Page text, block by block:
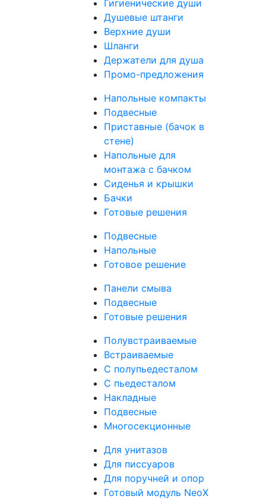
Гигиенические души
Душевые штанги
Верхние души
Шланги
Держатели для душа
Промо-предложения
Напольные компакты
Подвесные
Приставные (бачок в
стене)
Напольные для
монтажа с бачком
Сиденья и крышки
Бачки
Готовые решения
Подвесные
Напольные
Готовое решение
Панели смыва
Подвесные
Готовые решения
Полувстраиваемые
Встраиваемые
С полупьедесталом
С пьедесталом
Накладные
Подвесные
Многосекционные
Для унитазов
Для писсуаров
Для поручней и опор
Готовый модуль NeoX